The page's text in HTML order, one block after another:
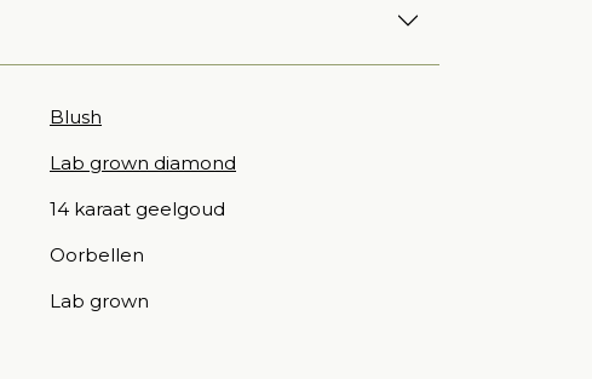
Blush
Lab grown diamond
14 karaat geelgoud
Oorbellen
Lab grown